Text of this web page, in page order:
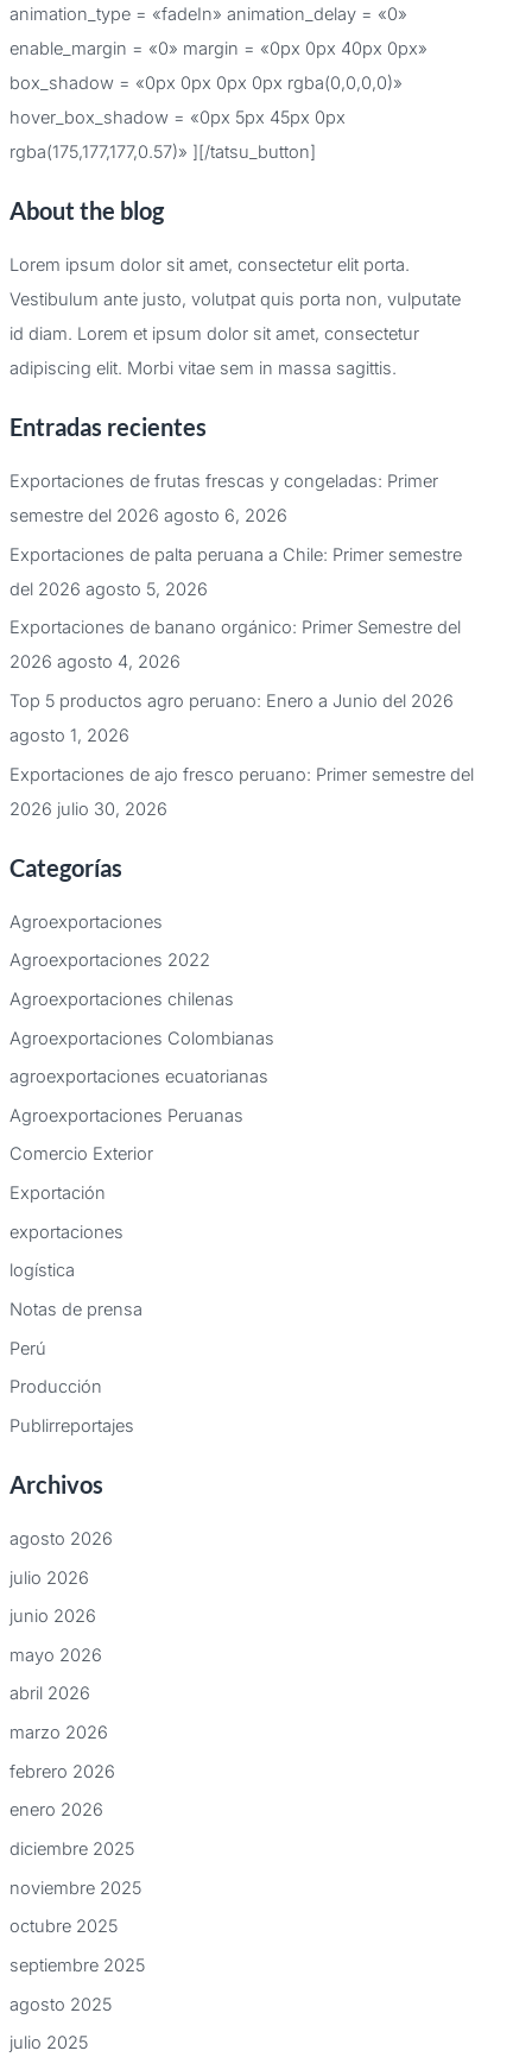
animation_type = «fadeIn» animation_delay = «0»
enable_margin = «0» margin = «0px 0px 40px 0px»
box_shadow = «0px 0px 0px 0px rgba(0,0,0,0)»
hover_box_shadow = «0px 5px 45px 0px
rgba(175,177,177,0.57)» ][/tatsu_button]
About the blog
Lorem ipsum dolor sit amet, consectetur elit porta.
Vestibulum ante justo, volutpat quis porta non, vulputate
id diam. Lorem et ipsum dolor sit amet, consectetur
adipiscing elit. Morbi vitae sem in massa sagittis.
Entradas recientes
Exportaciones de frutas frescas y congeladas: Primer
semestre del 2026 agosto 6, 2026
Exportaciones de palta peruana a Chile: Primer semestre
del 2026 agosto 5, 2026
Exportaciones de banano orgánico: Primer Semestre del
2026 agosto 4, 2026
Top 5 productos agro peruano: Enero a Junio del 2026
agosto 1, 2026
Exportaciones de ajo fresco peruano: Primer semestre del
2026 julio 30, 2026
Categorías
Agroexportaciones
Agroexportaciones 2022
Agroexportaciones chilenas
Agroexportaciones Colombianas
agroexportaciones ecuatorianas
Agroexportaciones Peruanas
Comercio Exterior
Exportación
exportaciones
logística
Notas de prensa
Perú
Producción
Publirreportajes
Archivos
agosto 2026
julio 2026
junio 2026
mayo 2026
abril 2026
marzo 2026
febrero 2026
enero 2026
diciembre 2025
noviembre 2025
octubre 2025
septiembre 2025
agosto 2025
julio 2025